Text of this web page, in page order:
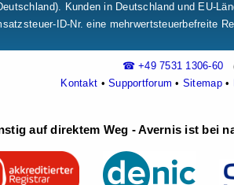
Kunden in Deutschland und EU-
ID-Nr. eine mehrwertsteuerbefreite
☎ +49 7531 1306-60
Kontakt •Supportforum • Sitemap•
auf direktem Weg - Avernis ist bei